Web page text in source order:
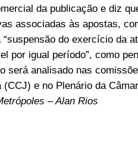
da publicação e diz
associadas às apostas,
do exercício da
por igual período”, como
será analisado nas
e no Plenário da
– Alan Rios